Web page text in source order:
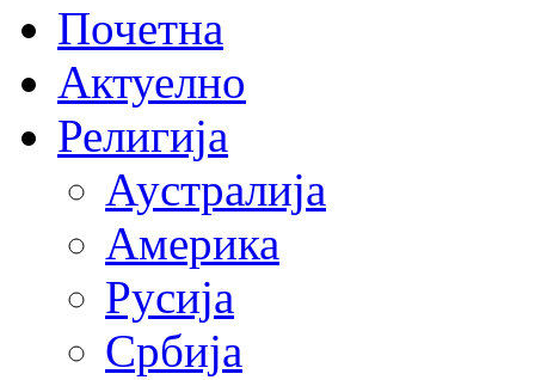
Почетна
Актуелно
Религија
Аустралија
Америка
Русија
Србија